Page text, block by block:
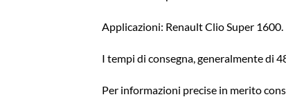
Applicazioni: Renault Clio Super 1600.
I tempi di consegna, generalmente di
Per informazioni precise in merito